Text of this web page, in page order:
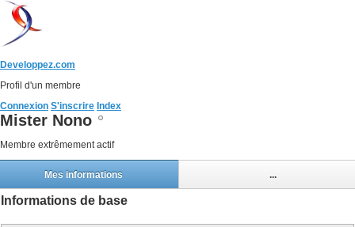
Developpez.com
Profil d'un membre
Connexion S'inscrire Index
Mister Nono
Membre extrêmement actif
Mes informations ...
Informations de base